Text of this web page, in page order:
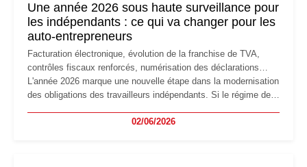
Une année 2026 sous haute surveillance pour
les indépendants : ce qui va changer pour les
auto-entrepreneurs
Facturation électronique, évolution de la franchise de TVA,
contrôles fiscaux renforcés, numérisation des déclarations…
L'année 2026 marque une nouvelle étape dans la modernisation
des obligations des travailleurs indépendants. Si le régime de
les auto-entrepreneurs devront s'adapter à un environnement
02/06/2026